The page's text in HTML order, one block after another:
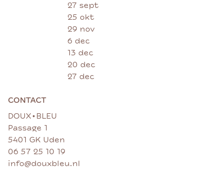
27 sept
25 okt
29 nov
6 dec
13 dec
20 dec
27 dec
CONTACT
DOUX • BLEU
Passage 1
5401 GK Uden
06 57 25 10 19
info@douxbleu.nl